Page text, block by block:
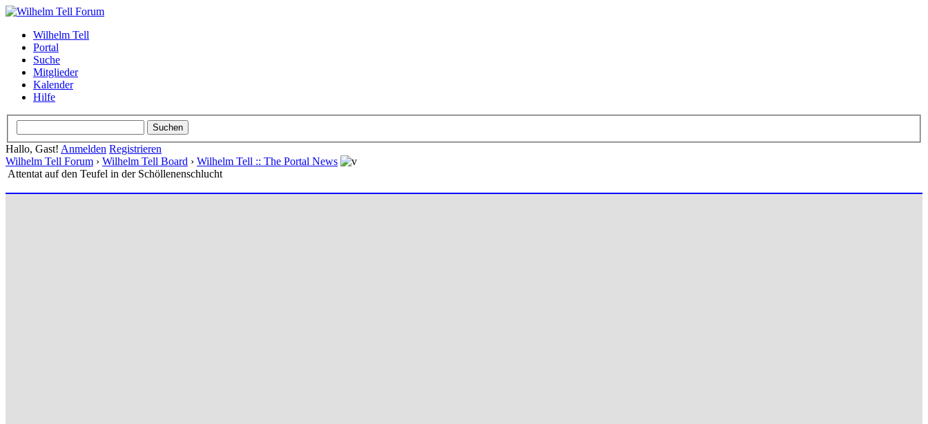
Wilhelm Tell
Portal
Suche
Mitglieder
Kalender
Hilfe
Hallo, Gast! Anmelden Registrieren
Wilhelm Tell Forum › Wilhelm Tell Board › Wilhelm Tell :: The Portal News
Attentat auf den Teufel in der Schöllenenschlucht